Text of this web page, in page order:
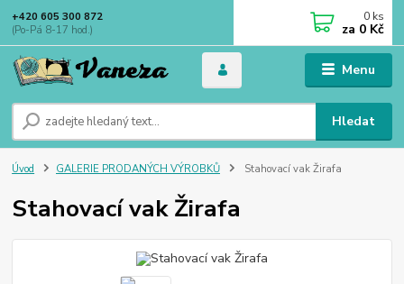
Menu
Hledat
+420 605 300 872
(Po-Pá 8-17 hod.)
0 ks
za 0 Kč
Úvod GALERIE PRODANÝCH VÝROBKŮ Stahovací vak Žirafa
Stahovací vak Žirafa